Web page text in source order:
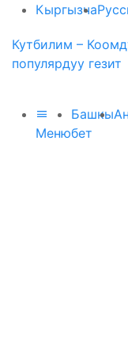
Кыргызча
Кутбилим –
популярдуу гезит
Меню
Башкы
бет